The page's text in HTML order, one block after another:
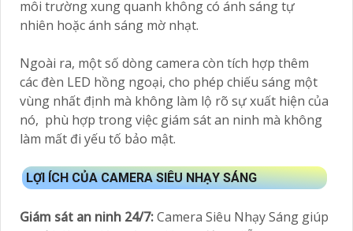
môi trường xung quanh không có ánh sáng tự
nhiên hoặc ánh sáng mờ nhạt.
Ngoài ra, một số dòng camera còn tích hợp thêm
các đèn LED hồng ngoại, cho phép chiếu sáng một
vùng nhất định mà không làm lộ rõ sự xuất hiện của
nó, phù hợp trong việc giám sát an ninh mà không
làm mất đi yếu tố bảo mật.
LỢI ÍCH CỦA CAMERA SIÊU NHẠY SÁNG
Giám sát an ninh 24/7:Camera Siêu Nhạy Sáng giúp